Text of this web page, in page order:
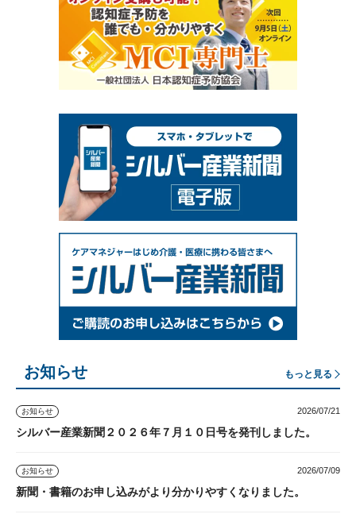
お知らせ もっと見る
お知らせ 2026/07/21
シルバー産業新聞２０２６年７月１０日号を発刊しました。
お知らせ 2026/07/09
新聞・書籍のお申し込みがより分かりやすくなりました。